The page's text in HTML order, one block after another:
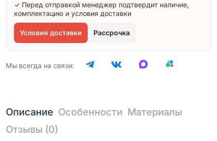
✓ Перед отправкой менеджер подтвердит наличие,
комплектацию и условия доставки
Условия доставки Рассрочка
Мы всегда на связи:
Описание Особенности Материалы
Отзывы (0)